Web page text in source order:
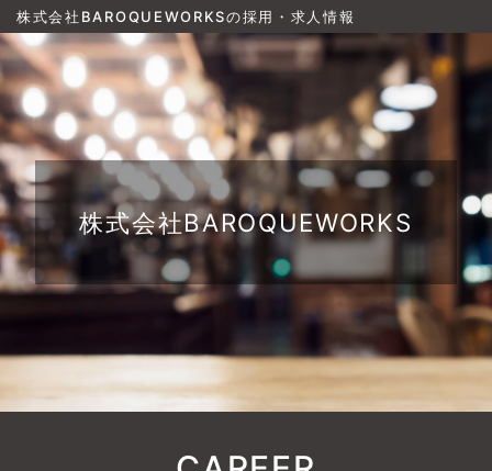
株式会社BAROQUEWORKSの採用・求人情報
株式会社BAROQUEWORKS